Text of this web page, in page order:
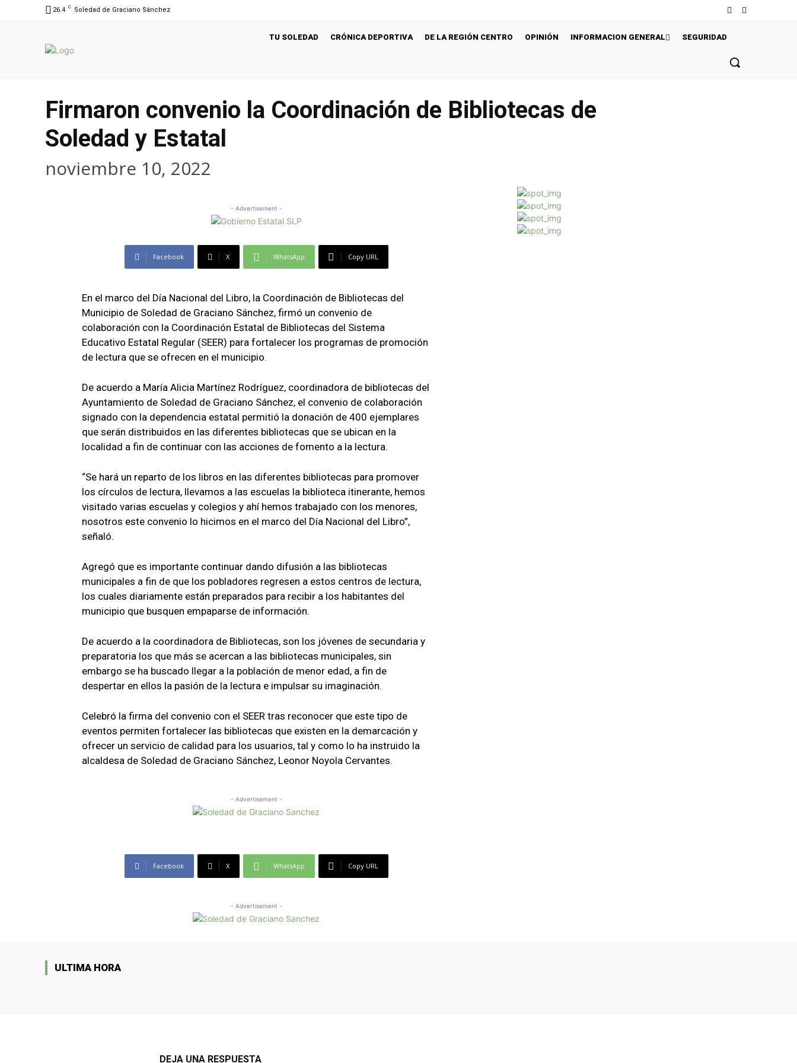
26.4 C Soledad de Graciano Sánchez
TU SOLEDAD CRÓNICA DEPORTIVA DE LA REGIÓN CENTRO OPINIÓN INFORMACION GENERAL SEGURIDAD
Firmaron convenio la Coordinación de Bibliotecas de
Soledad y Estatal
noviembre 10, 2022
- Advertisement -
Facebook X WhatsApp Copy URL
En el marco del Día Nacional del Libro, la Coordinación de Bibliotecas del
Municipio de Soledad de Graciano Sánchez, firmó un convenio de
colaboración con la Coordinación Estatal de Bibliotecas del Sistema
Educativo Estatal Regular (SEER) para fortalecer los programas de promoción
de lectura que se ofrecen en el municipio.
De acuerdo a María Alicia Martínez Rodríguez, coordinadora de bibliotecas del
Ayuntamiento de Soledad de Graciano Sánchez, el convenio de colaboración
signado con la dependencia estatal permitió la donación de 400 ejemplares
que serán distribuidos en las diferentes bibliotecas que se ubican en la
localidad a fin de continuar con las acciones de fomento a la lectura.
“Se hará un reparto de los libros en las diferentes bibliotecas para promover
los círculos de lectura, llevamos a las escuelas la biblioteca itinerante, hemos
visitado varias escuelas y colegios y ahí hemos trabajado con los menores,
nosotros este convenio lo hicimos en el marco del Día Nacional del Libro”,
señaló.
Agregó que es importante continuar dando difusión a las bibliotecas
municipales a fin de que los pobladores regresen a estos centros de lectura,
los cuales diariamente están preparados para recibir a los habitantes del
municipio que busquen empaparse de información.
De acuerdo a la coordinadora de Bibliotecas, son los jóvenes de secundaria y
preparatoria los que más se acercan a las bibliotecas municipales, sin
embargo se ha buscado llegar a la población de menor edad, a fin de
despertar en ellos la pasión de la lectura e impulsar su imaginación.
Celebró la firma del convenio con el SEER tras reconocer que este tipo de
eventos permiten fortalecer las bibliotecas que existen en la demarcación y
ofrecer un servicio de calidad para los usuarios, tal y como lo ha instruido la
alcaldesa de Soledad de Graciano Sánchez, Leonor Noyola Cervantes.
- Advertisement -
Facebook X WhatsApp Copy URL
- Advertisement -
ULTIMA HORA
DEJA UNA RESPUESTA